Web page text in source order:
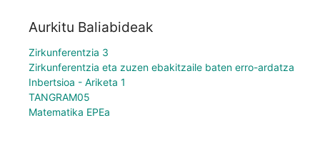
Aurkitu Baliabideak
Zirkunferentzia 3
Zirkunferentzia eta zuzen ebakitzaile baten erro-ardatza
Inbertsioa - Ariketa 1
TANGRAM05
Matematika EPEa